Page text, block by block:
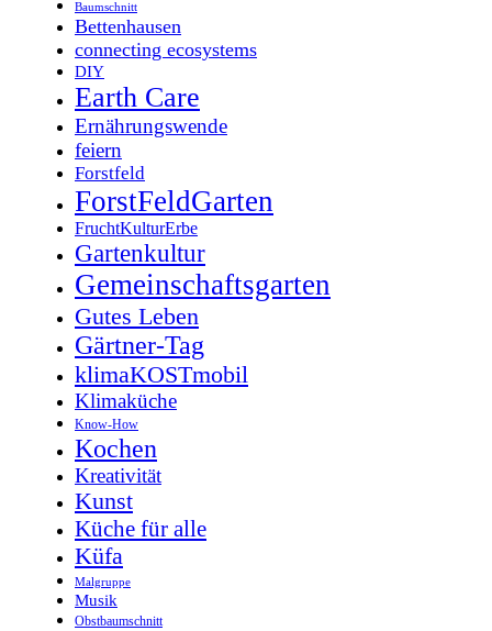
Baumschnitt
Bettenhausen
connecting ecosystems
DIY
Earth Care
Ernährungswende
feiern
Forstfeld
ForstFeldGarten
FruchtKulturErbe
Gartenkultur
Gemeinschaftsgarten
Gutes Leben
Gärtner-Tag
klimaKOSTmobil
Klimaküche
Know-How
Kochen
Kreativität
Kunst
Küche für alle
Küfa
Malgruppe
Musik
Obstbaumschnitt